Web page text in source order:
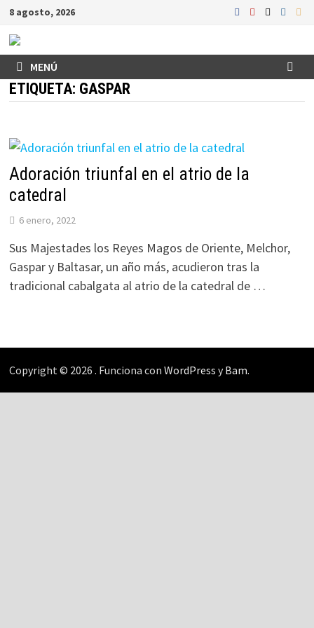
Saltar
contenido
8 agosto, 2026
MENÚ
ETIQUETA: GASPAR
Adoración triunfal en el atrio de la
catedral
6 enero, 2022
Sus Majestades los Reyes Magos de Oriente, Melchor,
Gaspar y Baltasar, un año más, acudieron tras la
tradicional cabalgata al atrio de la catedral de …
Copyright © 2026 . Funciona con WordPress yBam.